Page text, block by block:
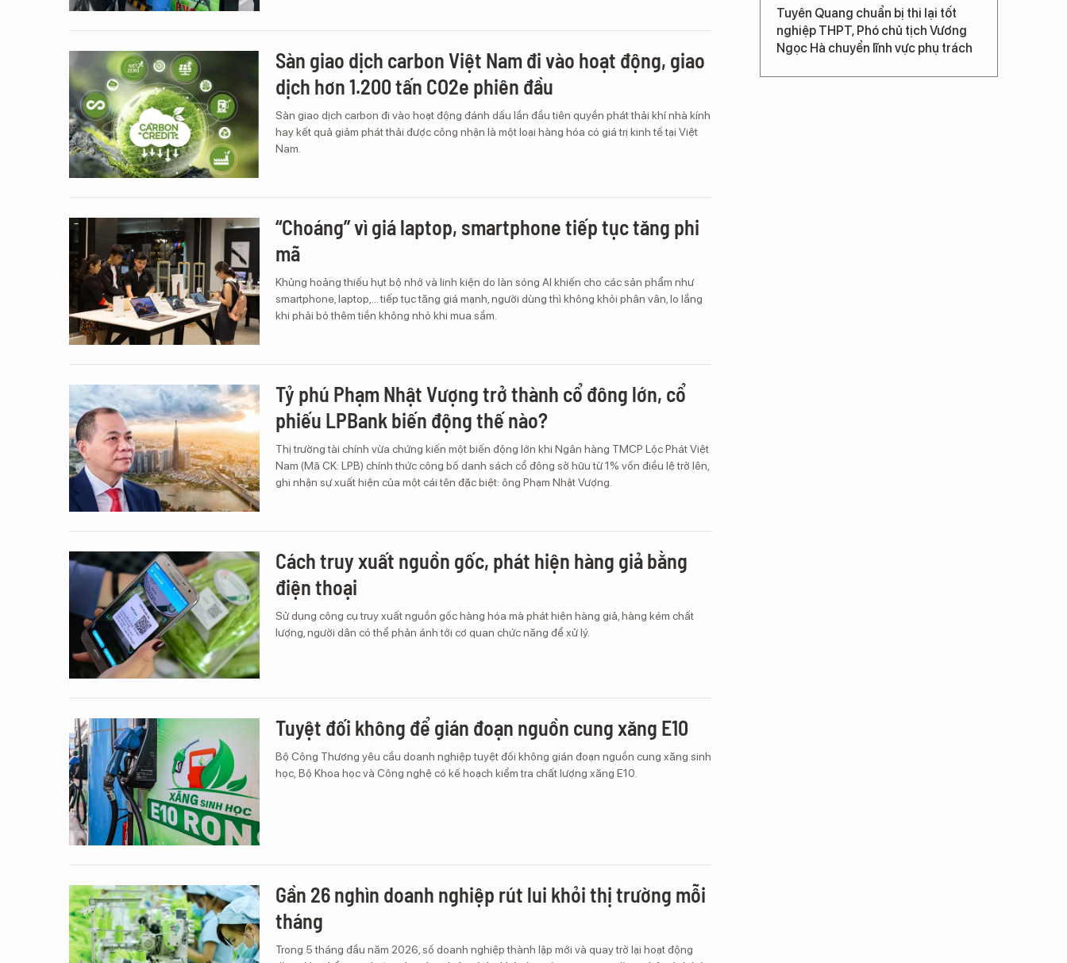
Sàn giao dịch carbon Việt Nam đi vào hoạt động, giao
dịch hơn 1.200 tấn CO2e phiên đầu
Sàn giao dịch carbon đi vào hoạt động đánh dấu lần đầu tiên quyền phát thải khí nhà kính
hay kết quả giảm phát thải được công nhận là một loại hàng hóa có giá trị kinh tế tại Việt
Nam.
“Choáng” vì giá laptop, smartphone tiếp tục tăng phi
mã
Khủng hoảng thiếu hụt bộ nhớ và linh kiện do làn sóng AI khiến cho các sản phẩm như
smartphone, laptop,… tiếp tục tăng giá mạnh, người dùng thì không khỏi phân vân, lo lắng
khi phải bỏ thêm tiền không nhỏ khi mua sắm.
Tỷ phú Phạm Nhật Vượng trở thành cổ đông lớn, cổ
phiếu LPBank biến động thế nào?
Thị trường tài chính vừa chứng kiến một biến động lớn khi Ngân hàng TMCP Lộc Phát Việt
Nam (Mã CK: LPB) chính thức công bố danh sách cổ đông sở hữu từ 1% vốn điều lệ trở lên,
ghi nhận sự xuất hiện của một cái tên đặc biệt: ông Phạm Nhật Vượng.
Cách truy xuất nguồn gốc, phát hiện hàng giả bằng
điện thoại
Sử dụng công cụ truy xuất nguồn gốc hàng hóa mà phát hiện hàng giả, hàng kém chất
lượng, người dân có thể phản ánh tới cơ quan chức năng để xử lý.
Tuyệt đối không để gián đoạn nguồn cung xăng E10
Bộ Công Thương yêu cầu doanh nghiệp tuyệt đối không gián đoạn nguồn cung xăng sinh
học, Bộ Khoa học và Công nghệ có kế hoạch kiểm tra chất lượng xăng E10.
Gần 26 nghìn doanh nghiệp rút lui khỏi thị trường mỗi
tháng
Trong 5 tháng đầu năm 2026, số doanh nghiệp thành lập mới và quay trở lại hoạt động
Tuyên Quang chuẩn bị thi lại tốt
nghiệp THPT, Phó chủ tịch Vương
Ngọc Hà chuyển lĩnh vực phụ trách